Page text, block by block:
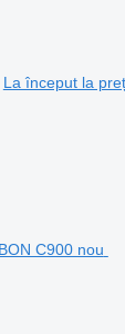
La început la